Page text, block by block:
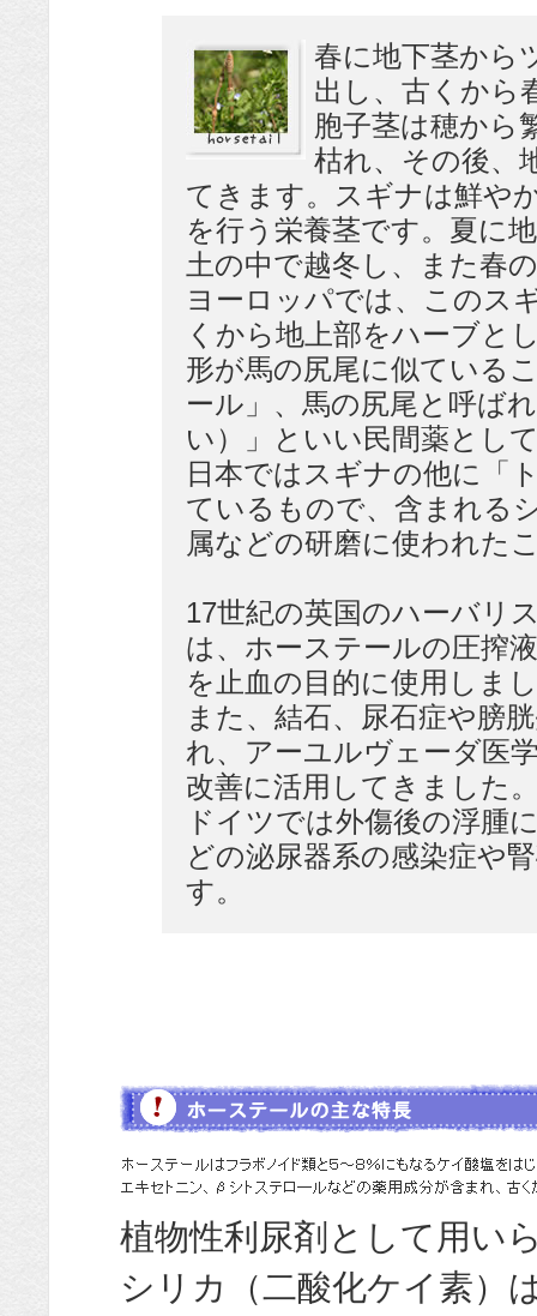
春に地下茎から
出し、古くから
胞子茎は穂から
枯れ、その後、
てきます。スギナは鮮や
を行う栄養茎です。夏に
土の中で越冬し、また春
ヨーロッパでは、このス
くから地上部をハーブと
形が馬の尻尾に似ている
ール」、馬の尻尾と呼ば
い）」といい民間薬とし
日本ではスギナの他に「
ているもので、含まれる
属などの研磨に使われた
17世紀の英国のハーバリ
は、ホーステールの圧搾
を止血の目的に使用しま
また、結石、尿石症や膀
れ、アーユルヴェーダ医
改善に活用してきました
ドイツでは外傷後の浮腫
どの泌尿器系の感染症や
す。
植物性利尿剤として用い
シリカ（二酸化ケイ素）